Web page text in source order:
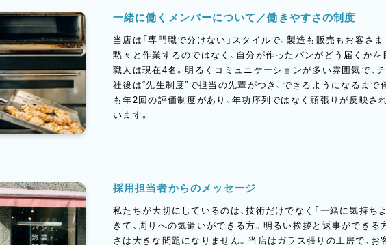
一緒に働くメンバーについて／働きやすさの制度
当店は「専門職で分けない」スタイルで、製造も販売もお客さ
黙々と作業するのではなく、自分が作ったパンがどう届くか
職人は現在4名。明るくコミュニケーションが多い雰囲気で、
社後は“先生制度”で担当の先輩がつき、できるようになるま
も年2回の評価制度があり、年功序列ではなく頑張りが反映さ
います。
採用担当者からのメッセージ
私たちが大切にしているのは、技術だけでなく「一緒に気持ち
きて、周りへの気遣いができる方。明るい挨拶と返事ができる
さは大きな問題になりません。当店はガラス張りの工房で、